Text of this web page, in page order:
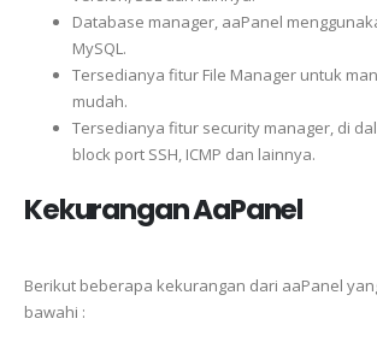
Database manager, aaPanel
MySQL.
Tersedianya fitur File Manager untuk
mudah.
Tersedianya fitur security manager, di
block port SSH, ICMP dan lainnya.
Kekurangan AaPanel
Berikut beberapa kekurangan dari aaPanel
bawahi :